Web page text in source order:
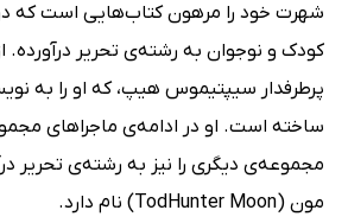
شهرت خود را مرهون کتاب‌هایی است که
کودک و نوجوان به رشته‌ی تحریر
پرطرفدار سیپتیموس هیپ، که او را به
ساخته است. او در ادامه‌ی ماجراهای
مجموعه‌ی دیگری را نیز به رشته‌ی تحریر
مون (TodHunter Moon) نام دارد.